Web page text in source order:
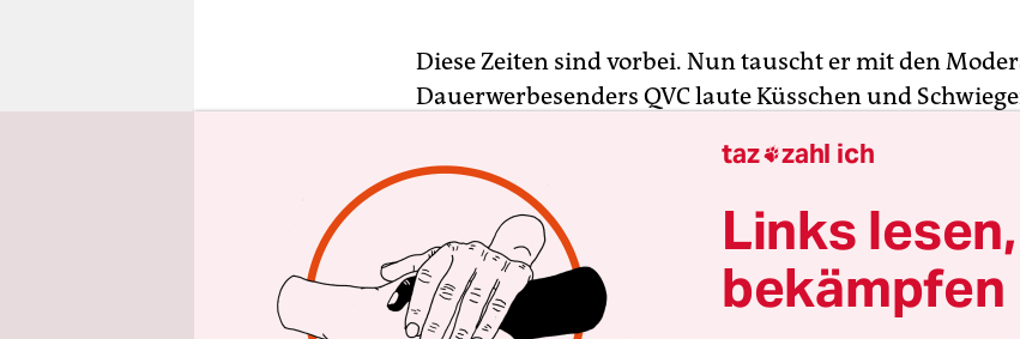
epaper login
Diese Zeiten sind vorbei. Nun tauscht er mit den
Dauerwerbesenders QVC laute Küsschen und
Vom Pimp zurück zum Pimpf. (
Die Engagierten stärken
taz zahl ich
Links
bekämpfen